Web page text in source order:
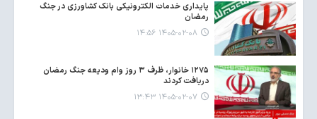
پایداری خدمات الکترونیکی بانک کشاورزی در جنگ
رمضان
۱۴۰۵-۰۲-۰۸ ۱۴:۵۶
۱۲۷۵ خانوار، ظرف ۳ روز وام ودیعه جنگ رمضان
دریافت کردند
۱۴۰۵-۰۲-۰۷ ۱۳:۴۳